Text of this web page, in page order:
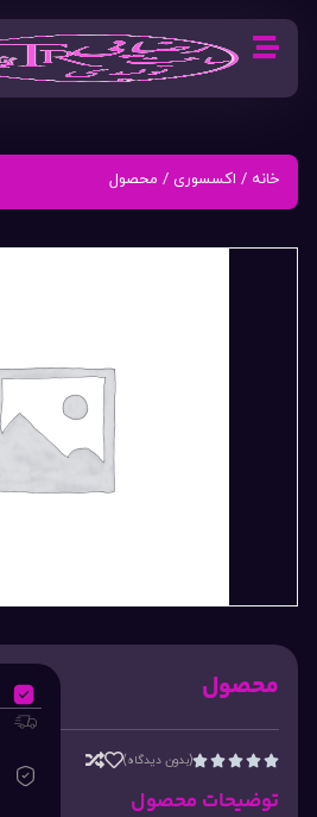
خانه / اکسسوری / محصول
محصول




(بدون دیدگاه)
توضیحات محصول